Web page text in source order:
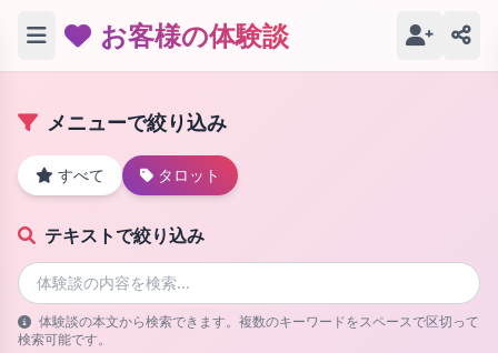
お客様の体験談
メニューで絞り込み
すべて タロット
テキストで絞り込み
体験談の本文から検索できます。複数のキーワードをスペースで区切って
検索可能です。